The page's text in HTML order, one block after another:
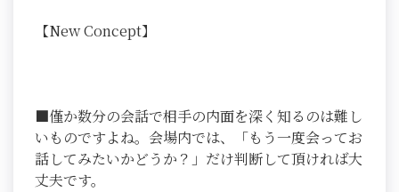
【New Concept】
■僅か数分の会話で相手の内面を深く知るのは難し
いものですよね。会場内では、「もう一度会ってお
話してみたいかどうか？」だけ判断して頂ければ大
丈夫です。